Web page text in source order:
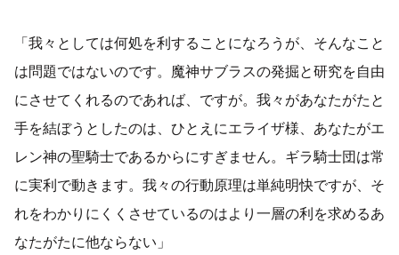
「我々としては何処を利することになろうが、そんなこと
は問題ではないのです。魔神サブラスの発掘と研究を自由
にさせてくれるのであれば、ですが。我々があなたがたと
手を結ぼうとしたのは、ひとえにエライザ様、あなたがエ
レン神の聖騎士であるからにすぎません。ギラ騎士団は常
に実利で動きます。我々の行動原理は単純明快ですが、そ
れをわかりにくくさせているのはより一層の利を求めるあ
なたがたに他ならない」